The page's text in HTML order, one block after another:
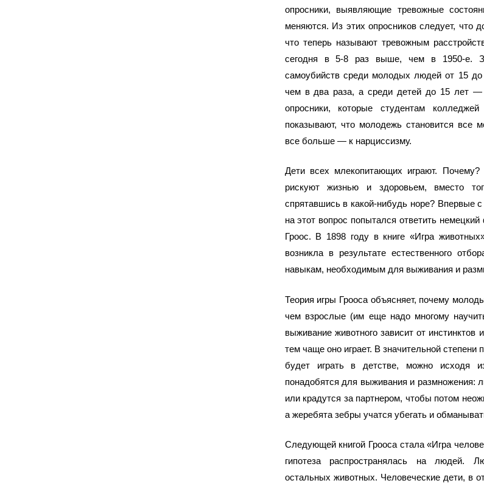
опросники, выявляющие тревожные
меняются. Из этих опросников следует, что
что теперь называют тревожным
сегодня в 5-8 раз выше, чем в 1950-е.
самоубийств среди молодых людей от 15
чем в два раза, а среди детей до 15 лет —
опросники, которые студентам
показывают, что молодежь становится все
все больше — к нарциссизму.
Дети всех млекопитающих играют. Почему?
рискуют жизнью и здоровьем, вместо
спрятавшись в какой-нибудь норе? Впервые
на этот вопрос попытался ответить
Гроос. В 1898 году в книге «Игра
возникла в результате естественного
навыкам, необходимым для выживания и
Теория игры Грооса объясняет, почему
чем взрослые (им еще надо многому
выживание животного зависит от
тем чаще оно играет. В значительной степени
будет играть в детстве, можно исходя
понадобятся для выживания и размножения:
или крадутся за партнером, чтобы потом
а жеребята зебры учатся убегать и
Следующей книгой Грооса стала «Игра
гипотеза распространялась на людей.
остальных животных. Человеческие дети, в